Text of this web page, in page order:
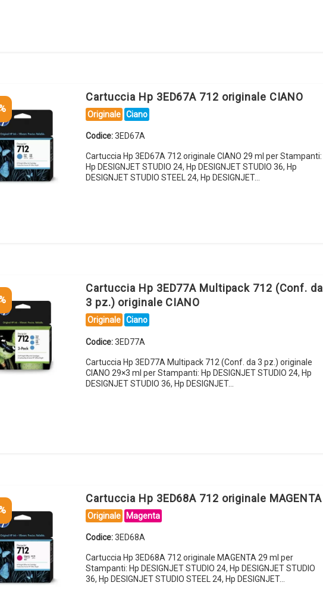
Cartuccia Hp 3ED67A 712 originale CIANO
Originale Ciano
Codice:3ED67A
Cartuccia Hp 3ED67A 712 originale CIANO 29 ml per Stampanti:
Hp DESIGNJET STUDIO 24, Hp DESIGNJET STUDIO 36, Hp
DESIGNJET STUDIO STEEL 24, Hp DESIGNJET…
Cartuccia Hp 3ED77A Multipack 712 (Conf. da
3 pz.) originale CIANO
Originale Ciano
Codice:3ED77A
Cartuccia Hp 3ED77A Multipack 712 (Conf. da 3 pz.) originale
CIANO 29×3 ml per Stampanti: Hp DESIGNJET STUDIO 24, Hp
DESIGNJET STUDIO 36, Hp DESIGNJET…
Cartuccia Hp 3ED68A 712 originale MAGENTA
Originale Magenta
Codice:3ED68A
Cartuccia Hp 3ED68A 712 originale MAGENTA 29 ml per
Stampanti: Hp DESIGNJET STUDIO 24, Hp DESIGNJET STUDIO
36, Hp DESIGNJET STUDIO STEEL 24, Hp DESIGNJET…